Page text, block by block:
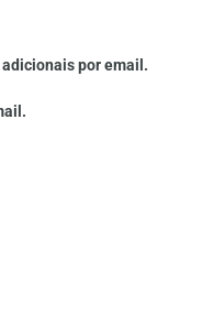
por email.